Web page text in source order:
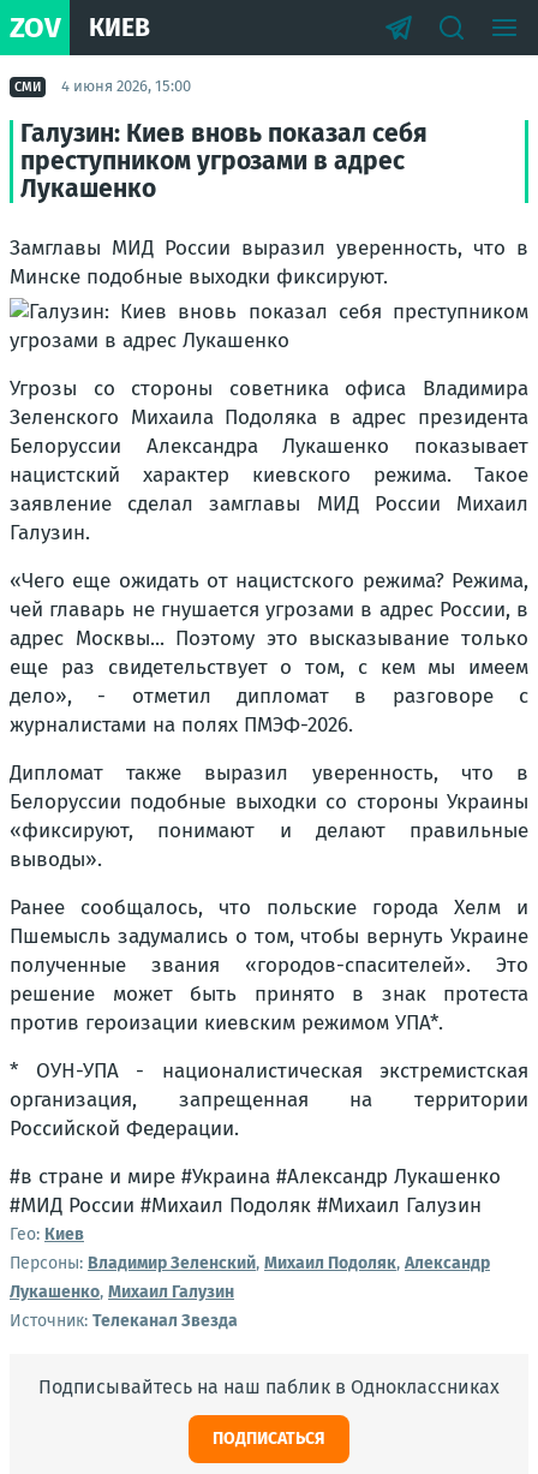
ZOV КИЕВ
СМИ 4 июня 2026, 15:00
Галузин: Киев вновь показал себя
преступником угрозами в адрес
Лукашенко
Замглавы МИД России выразил уверенность, что в
Минске подобные выходки фиксируют.
Угрозы со стороны советника офиса Владимира
Зеленского Михаила Подоляка в адрес президента
Белоруссии Александра Лукашенко показывает
нацистский характер киевского режима. Такое
заявление сделал замглавы МИД России Михаил
Галузин.
«Чего еще ожидать от нацистского режима? Режима,
чей главарь не гнушается угрозами в адрес России, в
адрес Москвы... Поэтому это высказывание только
еще раз свидетельствует о том, с кем мы имеем
дело», - отметил дипломат в разговоре с
журналистами на полях ПМЭФ-2026.
Дипломат также выразил уверенность, что в
Белоруссии подобные выходки со стороны Украины
«фиксируют, понимают и делают правильные
выводы».
Ранее сообщалось, что польские города Хелм и
Пшемысль задумались о том, чтобы вернуть Украине
полученные звания «городов-спасителей». Это
решение может быть принято в знак протеста
против героизации киевским режимом УПА*.
* ОУН-УПА - националистическая экстремистская
организация, запрещенная на территории
Российской Федерации.
#в стране и мире #Украина #Александр Лукашенко
#МИД России #Михаил Подоляк #Михаил Галузин
Гео: Киев
Персоны: Владимир Зеленский, Михаил Подоляк, Александр
Лукашенко, Михаил Галузин
Источник: Телеканал Звезда
Подписывайтесь на наш паблик в Одноклассниках
ПОДПИСАТЬСЯ